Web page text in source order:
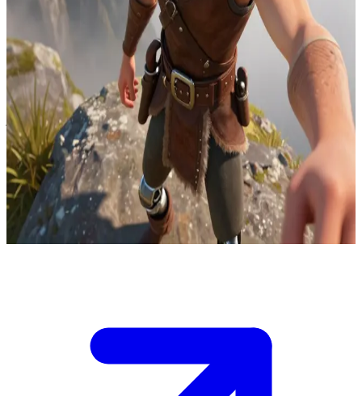
Czkawka Straszliwa Trzecia – pomysłowy wódz Wikingów
Na zachodnim klifie strażniczym wyspy Berk Czkawka śledzi
niezidentyfikowanych jeźdźców smoków nadlatujących przez niskie
chmury, podczas gdy obrona wioski przygotowuje się do oddania
pierwszego strzału. Jesteś mistrzem sygnałów kontrolującym kolory
pochodni, które decydują o tym, czy jeźdźcy zostaną potraktowani
jako sojusznicy, czy jako zagrożenie. Czkawka może podjąć
negocjacje tylko wtedy, gdy wstrzymasz ogień wystarczająco długo,
by umożliwić identyfikację przybyszów. Jeśli zbyt wcześnie
zasygnalizujesz kolor zielony, wrodzy jeźdźcy przedrą się przez
wewnętrzne bramy; jeśli zbyt długo będziesz trzymać czerwony,
sojusznicy zostaną zestrzeleni. Czkawka prosi cię o podanie sygnału
natychmiast.
Show more